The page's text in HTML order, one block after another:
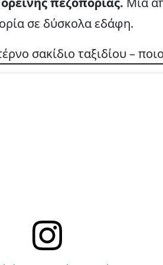
σε δύσκολα εδάφη.
σακίδιο ταξιδίου –